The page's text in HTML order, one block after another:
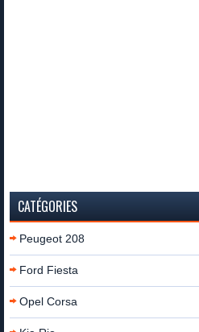
CATÉGORIES
Peugeot 208
Ford Fiesta
Opel Corsa